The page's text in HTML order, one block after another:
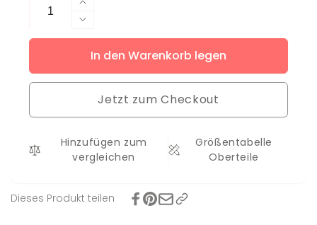
Erhöhe
die
Menge
für
Shirt
Lena
Verringere
die
Menge
für
T-
Shirt
Lena
In den Warenkorb legen
Jetzt zum Checkout
Hinzufügen zum
vergleichen
Größentabelle
Oberteile
Dieses Produkt teilen